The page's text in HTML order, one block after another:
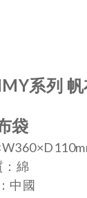
系列
袋
：綿
中國